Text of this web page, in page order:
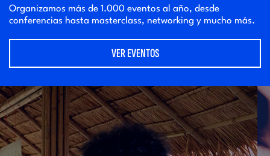
Organizamos más de 1.000 eventos al año, desde
conferencias hasta masterclass, networking y mucho más.
VER EVENTOS